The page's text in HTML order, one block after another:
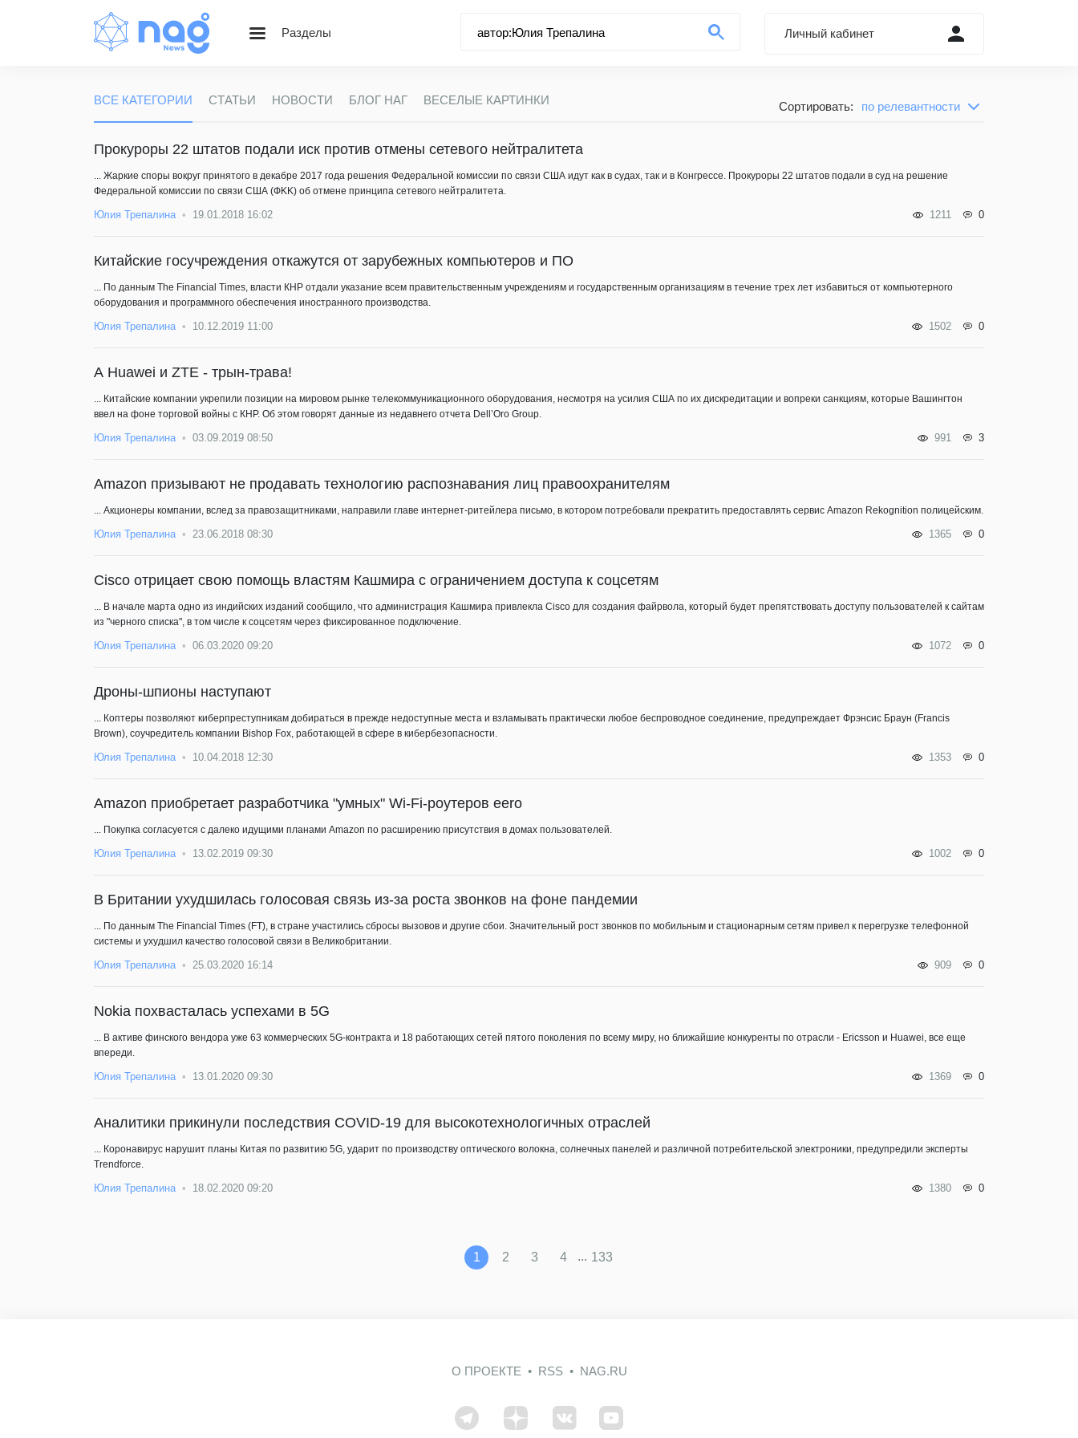
Разделы Личный кабинет
ВСЕ КАТЕГОРИИ СТАТЬИ НОВОСТИ БЛОГ НАГ ВЕСЕЛЫЕ КАРТИНКИ Сортировать: по релевантности
по релевантности
Прокуроры 22 штатов подали иск против отмены сетевого нейтралитета
... Жаркие споры вокруг принятого в декабре 2017 года решения Федеральной комиссии по связи США идут как в судах, так и в Конгрессе. Прокуроры 22 штатов подали в суд на решение
Федеральной комиссии по связи США (ФKK) об отмене принципа сетевого нейтралитета.
Юлия Трепалина 19.01.2018 16:02 1211 0
Китайские госучреждения откажутся от зарубежных компьютеров и ПО
... По данным The Financial Times, власти КНР отдали указание всем правительственным учреждениям и государственным организациям в течение трех лет избавиться от компьютерного
оборудования и программного обеспечения иностранного производства.
Юлия Трепалина 10.12.2019 11:00 1502 0
А Huawei и ZTE - трын-трава!
... Китайские компании укрепили позиции на мировом рынке телекоммуникационного оборудования, несмотря на усилия США по их дискредитации и вопреки санкциям, которые Вашингтон
ввел на фоне торговой войны с КНР. Об этом говорят данные из недавнего отчета Dell’Oro Group.
Юлия Трепалина 03.09.2019 08:50 991 3
Amazon призывают не продавать технологию распознавания лиц правоохранителям
... Акционеры компании, вслед за правозащитниками, направили главе интернет-ритейлера письмо, в котором потребовали прекратить предоставлять сервис Amazon Rekognition полицейским.
Юлия Трепалина 23.06.2018 08:30 1365 0
Cisco отрицает свою помощь властям Кашмира с ограничением доступа к соцсетям
... В начале марта одно из индийских изданий сообщило, что администрация Кашмира привлекла Cisco для создания файрвола, который будет препятствовать доступу пользователей к сайтам
из "черного списка", в том числе к соцсетям через фиксированное подключение.
Юлия Трепалина 06.03.2020 09:20 1072 0
Дроны-шпионы наступают
... Коптеры позволяют киберпреступникам добираться в прежде недоступные места и взламывать практически любое беспроводное соединение, предупреждает Фрэнсис Браун (Francis
Brown), соучредитель компании Bishop Fox, работающей в сфере в кибербезопасности.
Юлия Трепалина 10.04.2018 12:30 1353 0
Amazon приобретает разработчика "умных" Wi-Fi-роутеров eero
... Покупка согласуется с далеко идущими планами Amazon по расширению присутствия в домах пользователей.
Юлия Трепалина 13.02.2019 09:30 1002 0
В Британии ухудшилась голосовая связь из-за роста звонков на фоне пандемии
... По данным The Financial Times (FT), в стране участились сбросы вызовов и другие сбои. Значительный рост звонков по мобильным и стационарным сетям привел к перегрузке телефонной
системы и ухудшил качество голосовой связи в Великобритании.
Юлия Трепалина 25.03.2020 16:14 909 0
Nokia похвасталась успехами в 5G
... В активе финского вендора уже 63 коммерческих 5G-контракта и 18 работающих сетей пятого поколения по всему миру, но ближайшие конкуренты по отрасли - Ericsson и Huawei, все еще
впереди.
Юлия Трепалина 13.01.2020 09:30 1369 0
Аналитики прикинули последствия COVID-19 для высокотехнологичных отраслей
... Коронавирус нарушит планы Китая по развитию 5G, ударит по производству оптического волокна, солнечных панелей и различной потребительской электроники, предупредили эксперты
Trendforce.
Юлия Трепалина 18.02.2020 09:20 1380 0
1 2 3 4 ... 133
О ПРОЕКТЕ RSS NAG.RU